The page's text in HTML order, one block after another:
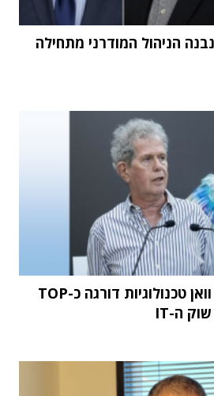
הניהול המודרני מתחילה
מחקר STKI השנתי: וואן טכנולוגיות דורגה כ-TOP